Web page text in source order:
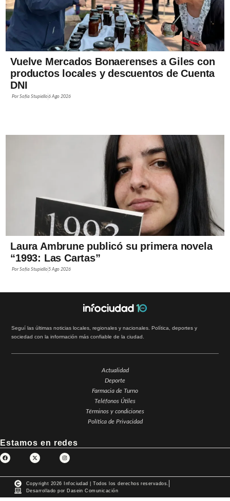
Vuelve Mercados Bonaerenses a Giles con
productos locales y descuentos de Cuenta
DNI
PorSofía Stupiello6 Ago 2026
Laura Ambrune publicó su primera novela
“1993: Las Cartas”
PorSofía Stupiello5 Ago 2026
Seguí las últimas noticias locales, regionales y nacionales. Política, deportes y
sociedad con la información más confiable de la ciudad.
Actualidad
Deporte
Farmacia de Turno
Teléfonos Útiles
Términos y condiciones
Política de Privacidad
Estamos en redes
Copyright 2026 Infociudad | Todos los derechos reservados.
Desarrollado por Dasein Comunicación